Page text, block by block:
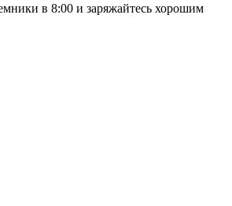
в 8:00 и заряжайтесь хорошим